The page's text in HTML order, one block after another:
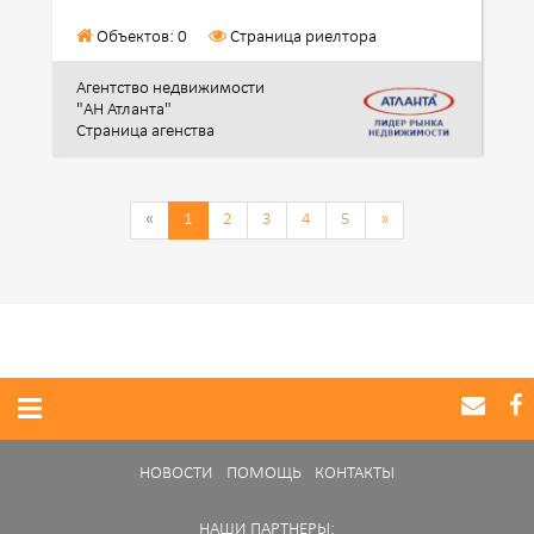
Объектов: 0 Страница риелтора
Агентство недвижимости
"АН Атланта"
Страница агенства
« 1 2 3 4 5 »
НОВОСТИ ПОМОЩЬ КОНТАКТЫ
НАШИ ПАРТНЕРЫ: